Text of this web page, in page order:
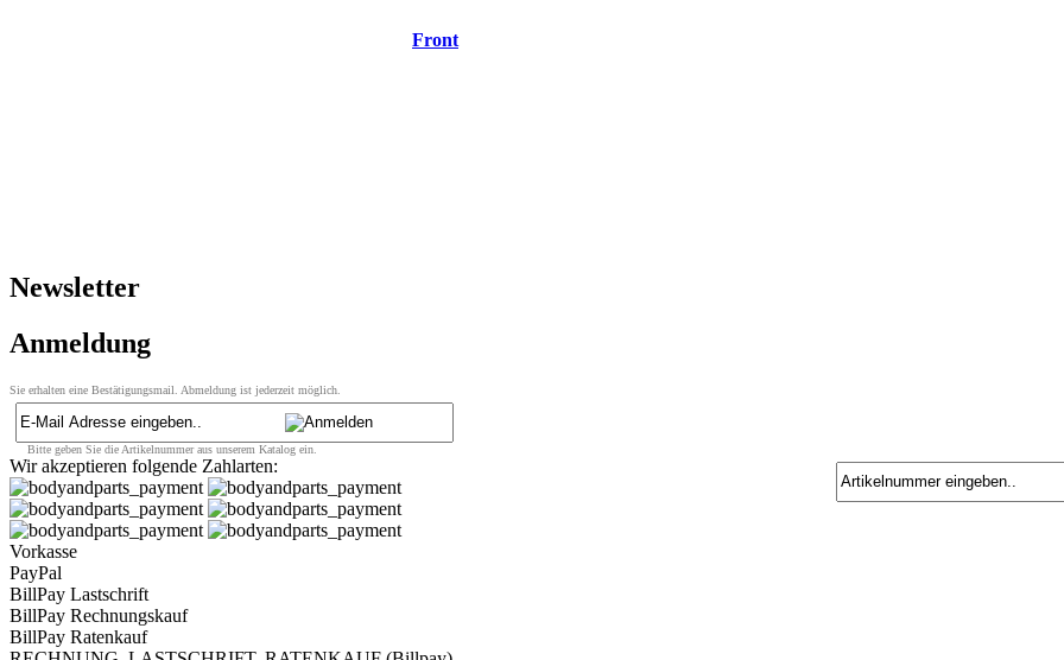
Front
Newsletter
Anmeldung
Sie erhalten eine Bestätigungsmail. Abmeldung ist jederzeit möglich.
Bitte geben Sie die Artikelnummer aus unserem Katalog ein.
Wir akzeptieren folgende Zahlarten:
Vorkasse
PayPal
BillPay Lastschrift
BillPay Rechnungskauf
BillPay Ratenkauf